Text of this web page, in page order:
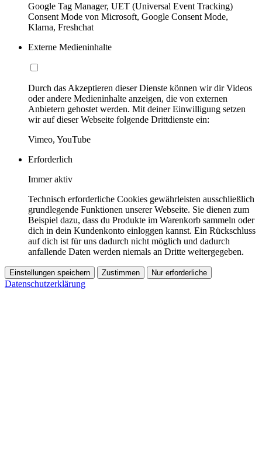
Google Tag Manager, UET (Universal Event Tracking)
Consent Mode von Microsoft, Google Consent Mode,
Klarna, Freshchat
Externe Medieninhalte
Durch das Akzeptieren dieser Dienste können wir dir Videos
oder andere Medieninhalte anzeigen, die von externen
Anbietern gehostet werden. Mit deiner Einwilligung setzen
wir auf dieser Webseite folgende Drittdienste ein:
Vimeo, YouTube
Erforderlich
Immer aktiv
Technisch erforderliche Cookies gewährleisten ausschließlich
grundlegende Funktionen unserer Webseite. Sie dienen zum
Beispiel dazu, dass du Produkte im Warenkorb sammeln oder
dich in dein Kundenkonto einloggen kannst. Ein Rückschluss
auf dich ist für uns dadurch nicht möglich und dadurch
anfallende Daten werden niemals an Dritte weitergegeben.
Einstellungen speichern Zustimmen Nur erforderliche
Datenschutzerklärung